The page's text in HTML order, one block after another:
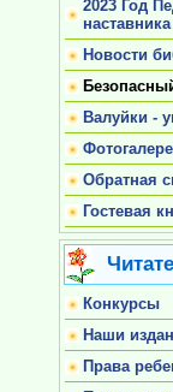
2023 Год
наставника
Новости
Валуйки -
Обратная
Гостевая
Конкурсы
Наши
Права